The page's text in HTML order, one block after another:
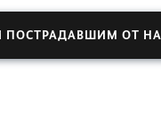
ПОСТРАДАВШИМ ОТ